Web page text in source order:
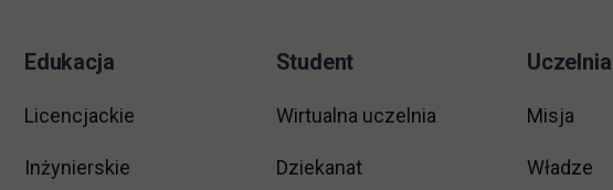
Edukacja
Licencjackie
Inżynierskie
Student
Wirtualna uczelnia
Dziekanat
Uczelnia
Misja
Władze